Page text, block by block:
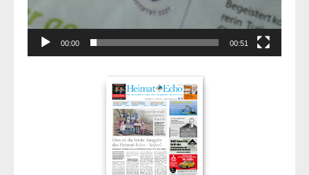
00:00 00:51